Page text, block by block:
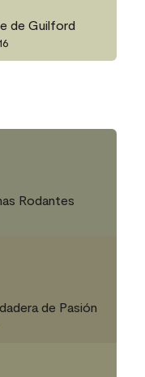
de Guilford
Rodantes
de Pasión